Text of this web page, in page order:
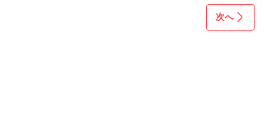
24 オールラウンド カー
ビング キャンバー
次へ